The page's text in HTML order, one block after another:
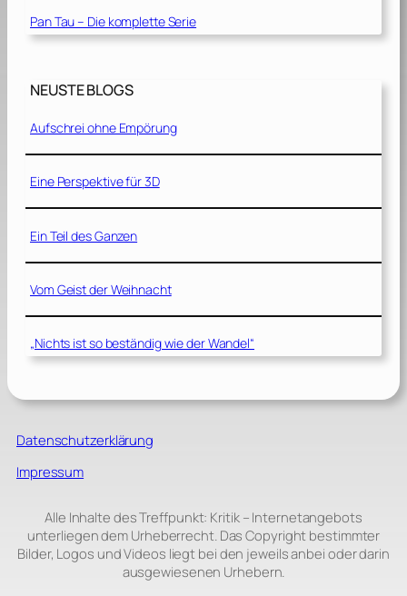
Pan Tau – Die komplette Serie
NEUSTE BLOGS
Aufschrei ohne Empörung
Eine Perspektive für 3D
Ein Teil des Ganzen
Vom Geist der Weihnacht
„Nichts ist so beständig wie der Wandel“
Datenschutzerklärung
Impressum
Alle Inhalte des Treffpunkt: Kritik – Internetangebots
unterliegen dem Urheberrecht. Das Copyright bestimmter
Bilder, Logos und Videos liegt bei den jeweils anbei oder darin
ausgewiesenen Urhebern.